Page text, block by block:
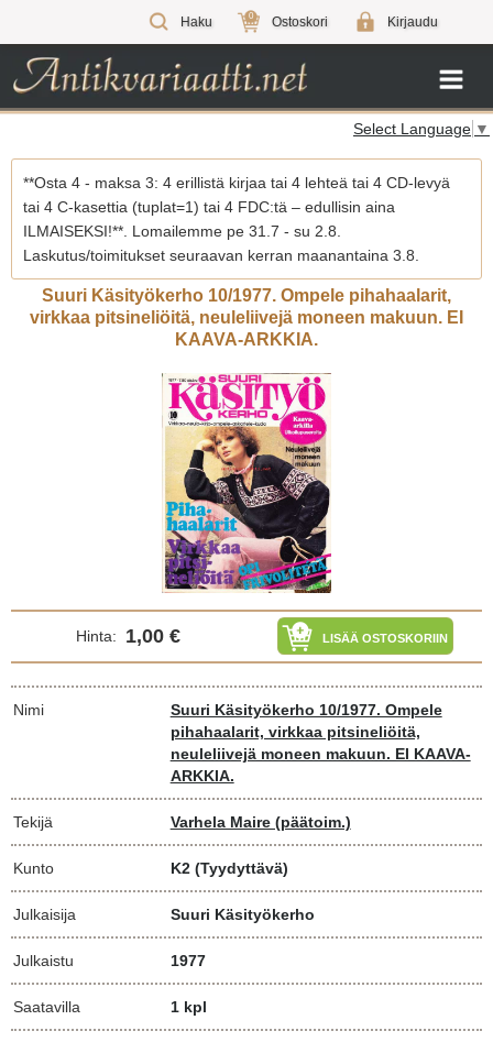
Haku 0 Ostoskori Kirjaudu
Select Language ▼
**Osta 4 - maksa 3: 4 erillistä kirjaa tai 4 lehteä tai 4 CD-levyä
tai 4 C-kasettia (tuplat=1) tai 4 FDC:tä – edullisin aina
ILMAISEKSI!**. Lomailemme pe 31.7 - su 2.8.
Laskutus/toimitukset seuraavan kerran maanantaina 3.8.
Suuri Käsityökerho 10/1977. Ompele pihahaalarit,
virkkaa pitsineliöitä, neuleliivejä moneen makuun. EI
KAAVA-ARKKIA.
Hinta: 1,00 € LISÄÄ OSTOSKORIIN
Nimi
Suuri Käsityökerho 10/1977. Ompele
pihahaalarit, virkkaa pitsineliöitä,
neuleliivejä moneen makuun. EI KAAVA-
ARKKIA.
Tekijä Varhela Maire (päätoim.)
Kunto K2 (Tyydyttävä)
Julkaisija Suuri Käsityökerho
Julkaistu 1977
Saatavilla 1 kpl